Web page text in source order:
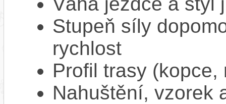
Stupeň síly
rychlost
Profil trasy
Nahuštění, vzorek